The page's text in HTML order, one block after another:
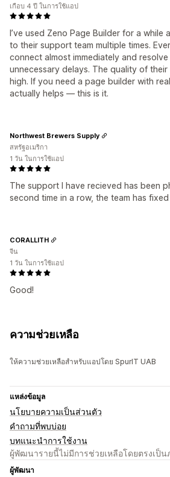
I’ve used Zeno Page Builder for a while
to their support team multiple times.
connect almost immediately and
unnecessary delays. The quality of
high. If you need a page builder with
actually helps — this is it.
เกือบ 4 ปี ในการใช้แอป
The support I have recieved has been
second time in a row, the team has
Northwest Brewers Supply
สหรัฐอเมริกา
1 วัน ในการใช้แอป
Good!
CORALLITH
จีน
1 วัน ในการใช้แอป
ความช่วยเหลือ
ให้ความช่วยเหลือสำหรับแอปโดย SpurIT UAB
แหล่งข้อมูล
นโยบายความเป็นส่วนตัว
คำถามที่พบบ่อย
บทแนะนำการใช้งาน
ผู้พัฒนารายนี้ไม่มีการช่วยเหลือโดยตรงเป็น
ผู้พัฒนา